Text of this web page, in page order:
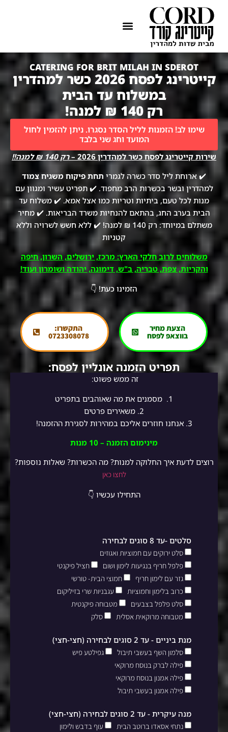
CATERING FOR BRIT MILAH IN SDEROT
קייטרינג לפסח 2026 כשר למהדרין
במשלוח עד הבית
רק 140 ₪ למנה!
שימו לב! הזמנות לליל הסדר נסגרו. ניתן להזמין לחול
המועד וחג שני בלבד
שירות קייטרינג לפסח כשר למהדרין 2026 –
רק 140 ₪ למנה!!
✔️ ארוחת ליל סדר כשרה לגמרי תחת פיקוח משגיח צמוד
למהדרין ובשר בכשרות הרב מחפוד. ✔️ תפריט עשיר ומגוון עם
מנות לכל טעם, ביתיות וטריות כמו אצל אמא. ✔️ משלוח עד
הבית בערב החג, בהתאם להנחיות משרד הבריאות. ✔️ מחיר
משתלם במיוחד: רק 140 ₪ למנה! ✔️ ללא חשש לשרויה וללא
קטניות
משלוחים לרוב חלקי הארץ: מרכז, ירושלים, השרון, חיפה
והקריות, צפת, טבריה, ב"ש, דימונה, יהודה ושומרון ועוד!
הזמינו כעת! 👇
הצעת מחיר
בווצאפ לפסח
התקשרו:
0723308078
תפריט הזמנה אונליין לפסח:
זה ממש פשוט:
1.
מסמנים את מה שאוהבים בתפריט
2. משאירים פרטים
3. אנחנו חוזרים אליכם במהירות לסגירת ההזמנה!
מינימום הזמנה – 10 מנות
רוצים לדעת איך החלוקה למנות? מה הכשרות? שאלות נוספות?
לחצו כאן
התחילו עכשיו 👇
סלטים -עד 8 סוגים לבחירה
סלט ירוקים עם חמוציות ואגוזים
פלפל חריף בנגיעות לימון ושום
חציל פיקנטי
גזר עם לימון חריף
חמוצי הבית- טורשי
כרוב בלימון וחמוציות
עגבניות שרי בזיליקום
סלט פלפל בצבעים
מטבוחה פיקנטית
מטבוחה מרוקאית אסלית
סלק
מנת ביניים - עד 2 סוגים לבחירה (חצי-חצי)
סלמון השף בעשבי תיבול
גפילטע פיש
פילה לברק בנוסח מרוקאי
פילה אמנון בנוסח מרוקאי
פילה אמנון בעשבי תיבול
מנה עיקרית - עד 2 סוגים לבחירה (חצי-חצי)
נתחי אסאדו ברוטב הבית
עוף בדבש ולימון